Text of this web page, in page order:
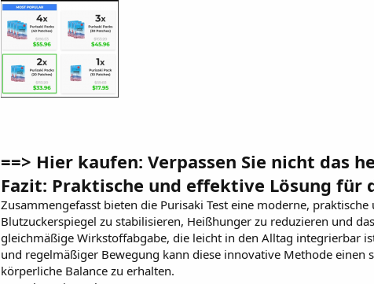
==> Hier kaufen: Verpassen Sie nicht das
Fazit: Praktische und effektive Lösung für
Zusammengefasst bieten die Purisaki Test eine moderne,
Blutzuckerspiegel zu stabilisieren, Heißhunger zu reduzieren und
gleichmäßige Wirkstoffabgabe, die leicht in den Alltag integrierbar
und regelmäßiger Bewegung kann diese innovative Methode
körperliche Balance zu erhalten.